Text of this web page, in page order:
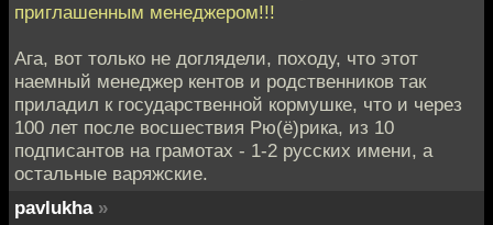
приглашенным менеджером!!!
Ага, вот только не доглядели, походу, что этот
наемный менеджер кентов и родственников так
приладил к государственной кормушке, что и через
100 лет после восшествия Рю(ё)рика, из 10
подписантов на грамотах - 1-2 русских имени, а
остальные варяжские.
pavlukha »